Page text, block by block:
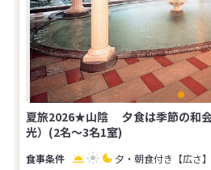
夏旅2026★山陰 夕食は季節の和
光）(2名～3名1室)
夕・朝食付き 【広さ